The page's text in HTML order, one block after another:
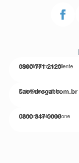
Atendimento ao cliente
0800 771 2120
Entre em contato
sac@drogal.com.br
Compre pelo telefone
0800 347 0000